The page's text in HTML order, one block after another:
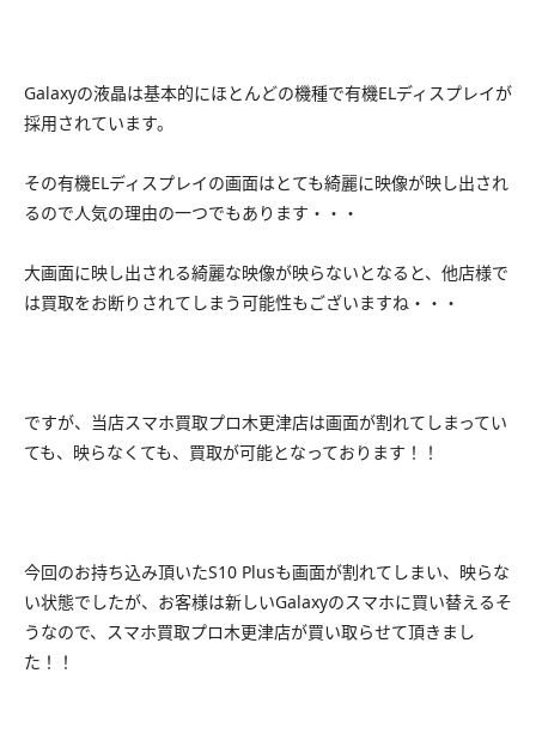
Galaxyの液晶は基本的にほとんどの機種で有機ELディスプレイが
採用されています。
その有機ELディスプレイの画面はとても綺麗に映像が映し出され
るので人気の理由の一つでもあります・・・
大画面に映し出される綺麗な映像が映らないとなると、他店様で
は買取をお断りされてしまう可能性もございますね・・・
ですが、当店スマホ買取プロ木更津店は画面が割れてしまってい
ても、映らなくても、買取が可能となっております！！
今回のお持ち込み頂いたS10 Plusも画面が割れてしまい、映らな
い状態でしたが、お客様は新しいGalaxyのスマホに買い替えるそ
うなので、スマホ買取プロ木更津店が買い取らせて頂きまし
た！！